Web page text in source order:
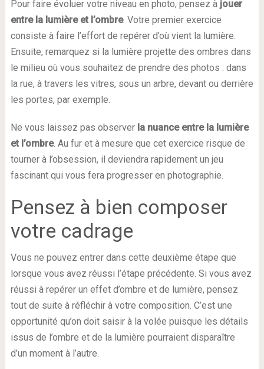
Pour faire évoluer votre niveau en photo, pensez à jouer
entre la lumière et l’ombre. Votre premier exercice
consiste à faire l’effort de repérer d’où vient la lumière.
Ensuite, remarquez si la lumière projette des ombres dans
le milieu où vous souhaitez de prendre des photos : dans
la rue, à travers les vitres, sous un arbre, devant ou derrière
les portes, par exemple.
Ne vous laissez pas observerla nuance entre la lumière
et l’ombre. Au fur et à mesure que cet exercice risque de
tourner à l’obsession, il deviendra rapidement un jeu
fascinant qui vous fera progresser en photographie.
Pensez à bien composer
votre cadrage
Vous ne pouvez entrer dans cette deuxième étape que
lorsque vous avez réussi l’étape précédente. Si vous avez
réussi à repérer un effet d’ombre et de lumière, pensez
tout de suite à réfléchir à votre composition. C’est une
opportunité qu’on doit saisir à la volée puisque les détails
issus de l’ombre et de la lumière pourraient disparaître
d’un moment à l’autre.